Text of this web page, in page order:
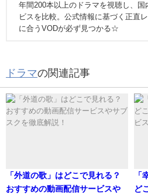
年間200本以上のドラマを視聴し、
ビスを比較。公式情報に基づく正直
に合うVODが必ず見つかる☆
ドラマの関連記事
「外道の歌」はどこで見れる？
おすすめの動画配信サービスや
「
ど